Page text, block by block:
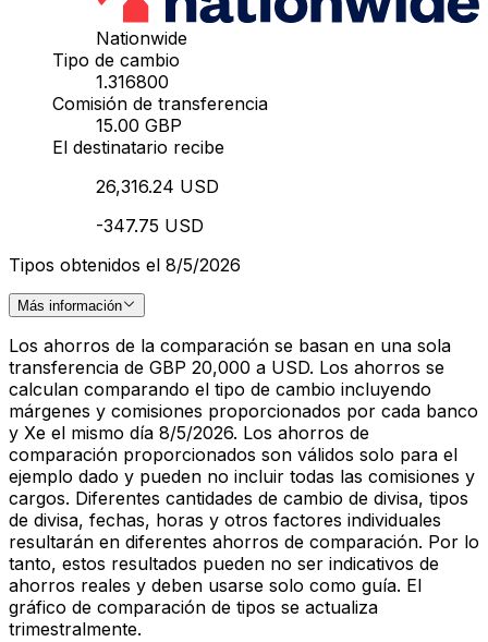
Nationwide
Tipo de cambio
1.316800
Comisión de transferencia
15.00 GBP
El destinatario recibe
26,316.24 USD
-347.75 USD
Tipos obtenidos el 8/5/2026
Más información
Los ahorros de la comparación se basan en una sola
transferencia de GBP 20,000 a USD. Los ahorros se
calculan comparando el tipo de cambio incluyendo
márgenes y comisiones proporcionados por cada banco
y Xe el mismo día 8/5/2026. Los ahorros de
comparación proporcionados son válidos solo para el
ejemplo dado y pueden no incluir todas las comisiones y
cargos. Diferentes cantidades de cambio de divisa, tipos
de divisa, fechas, horas y otros factores individuales
resultarán en diferentes ahorros de comparación. Por lo
tanto, estos resultados pueden no ser indicativos de
ahorros reales y deben usarse solo como guía. El
gráfico de comparación de tipos se actualiza
trimestralmente.